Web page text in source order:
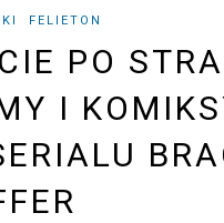
FELIETON
PO
I